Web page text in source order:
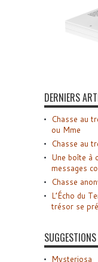
DERNIERS
Chasse au
ou Mme
Chasse au
Une boîte à
messages
Chasse
L’Écho du
trésor se
SUGGESTIONS
Mysteriosa